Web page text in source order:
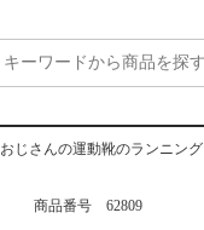
じさんの運動靴のランニン
商品番号 62809